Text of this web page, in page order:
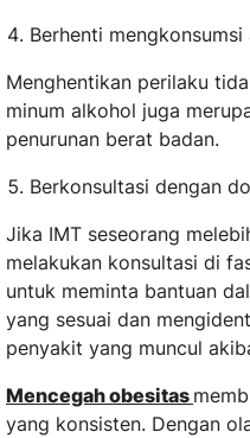
Berhenti
Menghentikan perilaku
minum alkohol juga
penurunan berat badan.
Berkonsultasi dengan
Jika IMT seseorang
melakukan konsultasi di
untuk meminta bantuan
yang sesuai dan
penyakit yang muncul
Mencegah obesitas
yang konsisten. Dengan